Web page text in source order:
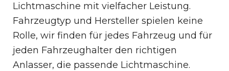
Lichtmaschine mit vielfacher Leistung.
Fahrzeugtyp und Hersteller spielen keine
Rolle, wir finden für jedes Fahrzeug und für
jeden Fahrzeughalter den richtigen
Anlasser, die passende Lichtmaschine.